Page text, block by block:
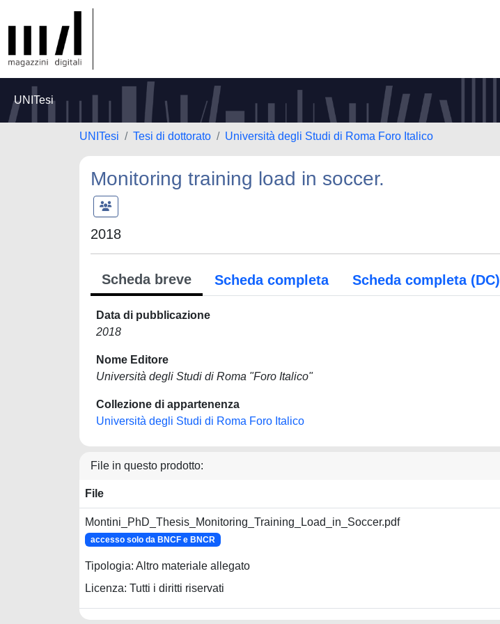
UNITesi
UNITesi Tesi di dottorato Università degli Studi di Roma Foro Italico
Monitoring training load in soccer.
2018
Scheda breve Scheda completa Scheda completa (DC)
Data di pubblicazione
2018
Nome Editore
Università degli Studi di Roma "Foro Italico"
Collezione di appartenenza
Università degli Studi di Roma Foro Italico
File in questo prodotto:
File
Montini_PhD_Thesis_Monitoring_Training_Load_in_Soccer.pdf
accesso solo da BNCF e BNCR
Tipologia: Altro materiale allegato
Licenza: Tutti i diritti riservati